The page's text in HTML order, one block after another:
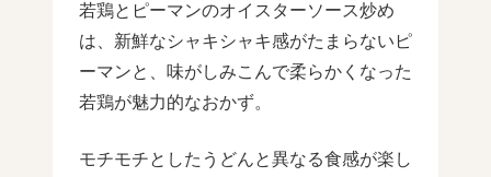
若鶏とピーマンのオイスターソース炒め
は、新鮮なシャキシャキ感がたまらないピ
ーマンと、味がしみこんで柔らかくなった
若鶏が魅力的なおかず。
モチモチとしたうどんと異なる食感が楽し